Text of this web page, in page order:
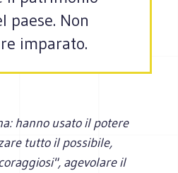
paese. Non
imparato.
hanno usato il potere
tutto il possibile,
agevolare il